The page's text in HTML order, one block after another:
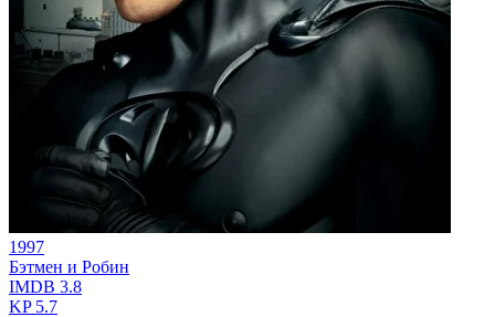
1997
Бэтмен и Робин
IMDB 3.8
KP5.7